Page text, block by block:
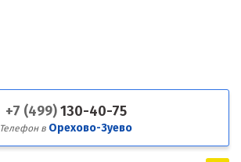
+7 (499)130-40-75
Телефон в Орехово-Зуево